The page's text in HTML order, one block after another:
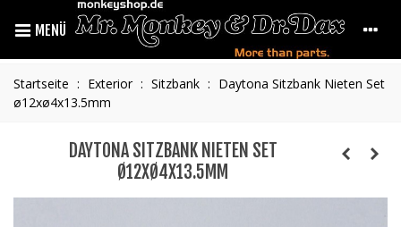
MENÜ
Startseite : Exterior : Sitzbank : Daytona Sitzbank Nieten Set
ø12xø4x13.5mm
DAYTONA SITZBANK NIETEN SET
Ø12XØ4X13.5MM